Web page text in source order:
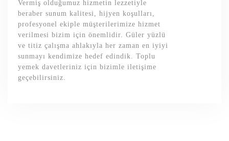
Vermiş olduğumuz hizmetin lezzetiyle
beraber sunum kalitesi, hijyen koşulları,
profesyonel ekiple müşterilerimize hizmet
verilmesi bizim için önemlidir. Güler yüzlü
ve titiz çalışma ahlakıyla her zaman en iyiyi
sunmayı kendimize hedef edindik. Toplu
yemek davetleriniz için bizimle iletişime
geçebilirsiniz.